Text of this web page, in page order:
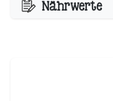
Nährwerte